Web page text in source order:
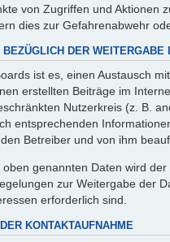
von Zugriffen und Aktionen
dies zur Gefahrenabwehr
BEZÜGLICH DER WEITERGABE
ist es, einen Austausch
erstellten Beiträge im
Nutzerkreis (z. B.
entsprechenden
Betreiber und von ihm
genannten Daten wird
zur Weitergabe der
erforderlich sind.
KONTAKTAUFNAHME